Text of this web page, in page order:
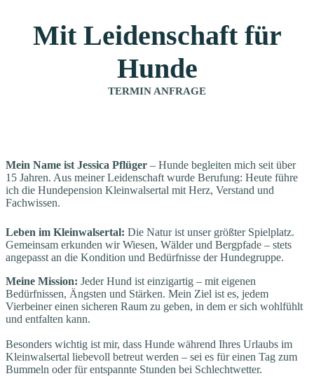
Mit Leidenschaft für
Hunde
TERMIN ANFRAGE
Mein Name ist Jessica Pflüger – Hunde begleiten mich seit über
15 Jahren. Aus meiner Leidenschaft wurde Berufung: Heute führe
ich die Hundepension Kleinwalsertal mit Herz, Verstand und
Fachwissen.
Leben im Kleinwalsertal: Die Natur ist unser größter Spielplatz.
Gemeinsam erkunden wir Wiesen, Wälder und Bergpfade – stets
angepasst an die Kondition und Bedürfnisse der Hundegruppe.
Meine Mission: Jeder Hund ist einzigartig – mit eigenen
Bedürfnissen, Ängsten und Stärken. Mein Ziel ist es, jedem
Vierbeiner einen sicheren Raum zu geben, in dem er sich wohlfühlt
und entfalten kann.
Besonders wichtig ist mir, dass Hunde während Ihres Urlaubs im
Kleinwalsertal liebevoll betreut werden – sei es für einen Tag zum
Bummeln oder für entspannte Stunden bei Schlechtwetter.